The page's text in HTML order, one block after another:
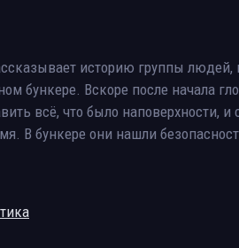
историю группы людей,
бункере. Вскоре после начала
всё, что было наповерхности, и
В бункере они нашли